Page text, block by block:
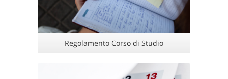
Regolamento Corso di Studio